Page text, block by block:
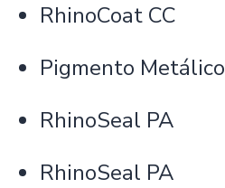
RhinoCoat CC
Pigmento Metálico
RhinoSeal PA
RhinoSeal PA